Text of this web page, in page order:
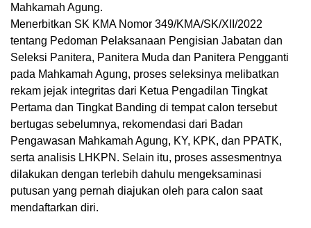
Mahkamah Agung.
Menerbitkan SK KMA Nomor 349/KMA/SK/XII/2022
tentang Pedoman Pelaksanaan Pengisian Jabatan dan
Seleksi Panitera, Panitera Muda dan Panitera Pengganti
pada Mahkamah Agung, proses seleksinya melibatkan
rekam jejak integritas dari Ketua Pengadilan Tingkat
Pertama dan Tingkat Banding di tempat calon tersebut
bertugas sebelumnya, rekomendasi dari Badan
Pengawasan Mahkamah Agung, KY, KPK, dan PPATK,
serta analisis LHKPN. Selain itu, proses assesmentnya
dilakukan dengan terlebih dahulu mengeksaminasi
putusan yang pernah diajukan oleh para calon saat
mendaftarkan diri.